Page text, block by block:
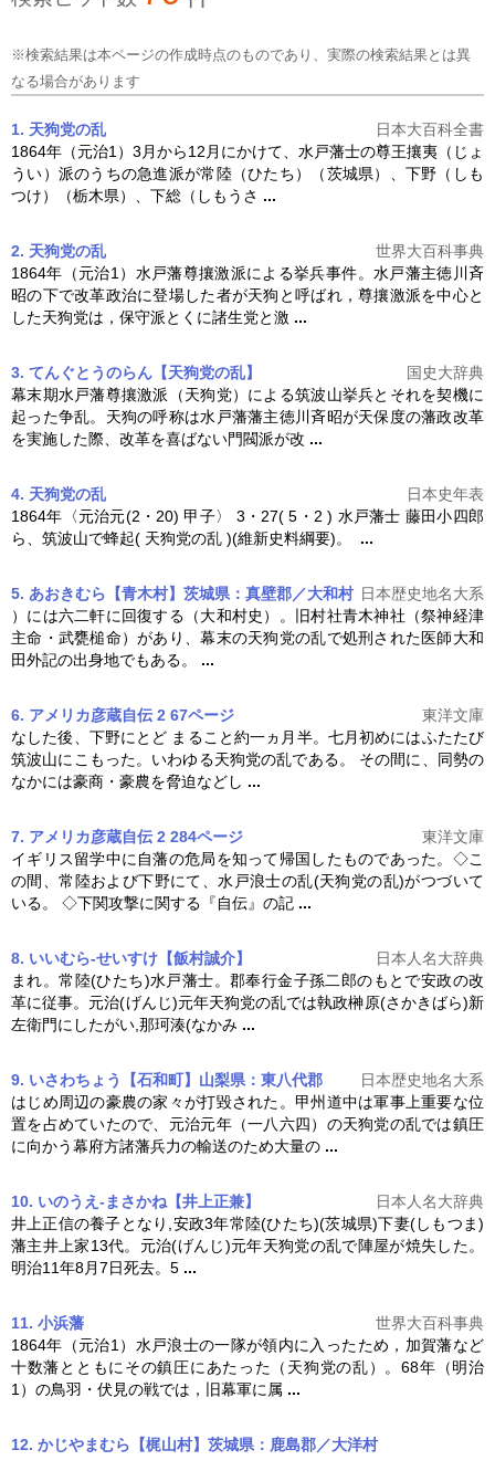
※検索結果は本ページの作成時点のものであり、実際の検索結果とは異
なる場合があります
1. 天狗党の乱
日本大百科全書
1864年（元治1）3月から12月にかけて、水戸藩士の尊王攘夷（じょ
うい）派のうちの急進派が常陸（ひたち）（茨城県）、下野（しも
つけ）（栃木県）、下総（しもうさ ...
2. 天狗党の乱
世界大百科事典
1864年（元治1）水戸藩尊攘激派による挙兵事件。水戸藩主徳川斉
昭の下で改革政治に登場した者が天狗と呼ばれ，尊攘激派を中心と
した天狗党は，保守派とくに諸生党と激 ...
3. てんぐとうのらん【天狗党の乱】
国史大辞典
幕末期水戸藩尊攘激派（天狗党）による筑波山挙兵とそれを契機に
起った争乱。天狗の呼称は水戸藩藩主徳川斉昭が天保度の藩政改革
を実施した際、改革を喜ばない門閥派が改 ...
4. 天狗党の乱
日本史年表
1864年〈元治元(2・20) 甲子〉 3・27( 5・2 ) 水戸藩士 藤田小四郎
ら、筑波山で蜂起( 天狗党の乱 )(維新史料綱要)。 ...
5. あおきむら【青木村】茨城県：真壁郡／大和村 日本歴史地名大系
）には六二軒に回復する（大和村史）。旧村社青木神社（祭神経津
主命・武甕槌命）があり、幕末の天狗党の乱で処刑された医師大和
田外記の出身地でもある。 ...
6. アメリカ彦蔵自伝 2 67ページ
東洋文庫
なした後、下野にとど まること約一ヵ月半。七月初めにはふたたび
筑波山にこもった。いわゆる天狗党の乱である。 その間に、同勢の
なかには豪商・豪農を脅迫などし ...
7. アメリカ彦蔵自伝 2 284ページ
東洋文庫
イギリス留学中に自藩の危局を知って帰国したものであった。◇こ
の間、常陸および下野にて、水戸浪士の乱(天狗党の乱)がつづいて
いる。 ◇下関攻撃に関する『自伝』の記 ...
8. いいむら-せいすけ【飯村誠介】
日本人名大辞典
まれ。常陸(ひたち)水戸藩士。郡奉行金子孫二郎のもとで安政の改
革に従事。元治(げんじ)元年天狗党の乱では執政榊原(さかきばら)新
左衛門にしたがい,那珂湊(なかみ ...
9. いさわちょう【石和町】山梨県：東八代郡
日本歴史地名大系
はじめ周辺の豪農の家々が打毀された。甲州道中は軍事上重要な位
置を占めていたので、元治元年（一八六四）の天狗党の乱では鎮圧
に向かう幕府方諸藩兵力の輸送のため大量の ...
10. いのうえ-まさかね【井上正兼】
日本人名大辞典
井上正信の養子となり,安政3年常陸(ひたち)(茨城県)下妻(しもつま)
藩主井上家13代。元治(げんじ)元年天狗党の乱で陣屋が焼失した。
明治11年8月7日死去。5 ...
11. 小浜藩
世界大百科事典
1864年（元治1）水戸浪士の一隊が領内に入ったため，加賀藩など
十数藩とともにその鎮圧にあたった（ 天狗党の乱）。68年（明治
1）の鳥羽・伏見の戦では，旧幕軍に属 ...
12. かじやまむら【梶山村】茨城県：鹿島郡／大洋村